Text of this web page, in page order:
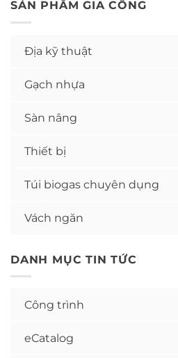
SẢN PHẨM GIA CÔNG
Địa kỹ thuật
Gạch nhựa
Sàn nâng
Thiết bị
Túi biogas chuyên dụng
Vách ngăn
DANH MỤC TIN TỨC
Công trình
eCatalog